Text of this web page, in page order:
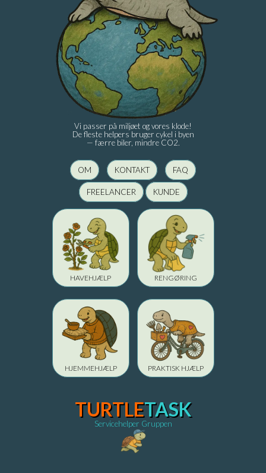
Vi passer på miljøet og vores klode!
De fleste helpers bruger cykel i byen
— færre biler, mindre CO2.
OM KONTAKT FAQ
FREELANCER KUNDE
HAVEHJÆLP RENGØRING
HJEMMEHJÆLP PRAKTISK HJÆLP
TURTLETASK
Servicehelper Gruppen